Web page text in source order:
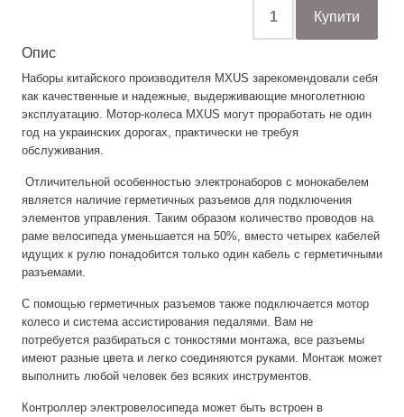
Опис
Наборы китайского производителя MXUS зарекомендовали себя
как качественные и надежные, выдерживающие многолетнюю
эксплуатацию. Мотор-колеса MXUS могут проработать не один
год на украинских дорогах, практически не требуя
обслуживания.
Отличительной особенностью электронаборов с монокабелем
является наличие герметичных разъемов для подключения
элементов управления. Таким образом количество проводов на
раме велосипеда уменьшается на 50%, вместо четырех кабелей
идущих к рулю понадобится только один кабель с герметичными
разъемами.
С помощью герметичных разъемов также подключается мотор
колесо и система ассистирования педалями. Вам не
потребуется разбираться с тонкостями монтажа, все разъемы
имеют разные цвета и легко соединяются руками. Монтаж может
выполнить любой человек без всяких инструментов.
Контроллер электровелосипеда может быть встроен в